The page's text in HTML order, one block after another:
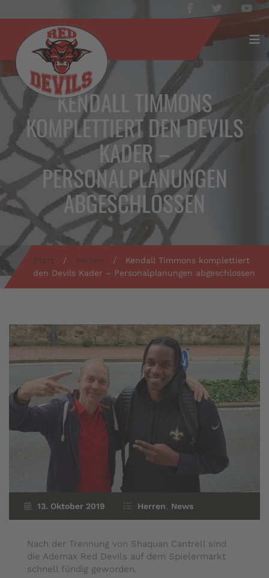
KENDALL TIMMONS
KOMPLETTIERT DEN DEVILS
KADER –
PERSONALPLANUNGEN
ABGESCHLOSSEN
Start / Herren /
Kendall Timmons komplettiert
den Devils Kader – Personalplanungen abgeschlossen
13. Oktober 2019 Herren News
Nach der Trennung von Shaquan Cantrell sind
die Ademax Red Devils auf dem Spielermarkt
schnell fündig geworden.